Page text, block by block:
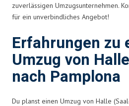
zuverlässigen Umzugsunternehmen.
für ein unverbindliches Angebot!
Erfahrungen zu
Umzug von
nach Pamplona
Du planst einen Umzug von Halle